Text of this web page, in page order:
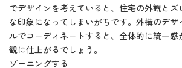
でデザインを考えていると、住宅の外観とズ
な印象になってしまいがちです。外構のデザ
ルでコーディネートすると、全体的に統一
観に仕上がるでしょう。
ゾーニングする